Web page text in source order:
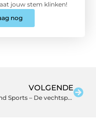
jouw stem klinken!
nog
VOLGENDE
Legend Sports – De vechtsportwinkel van Noord-Holland